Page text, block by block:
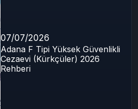
07/07/2026
Adana F Tipi Yüksek Güvenlikli
Cezaevi (Kürkçüler) 2026
Rehberi